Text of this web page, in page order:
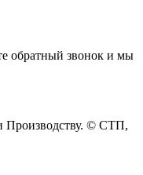
обратный звонок и мы
© СТП,